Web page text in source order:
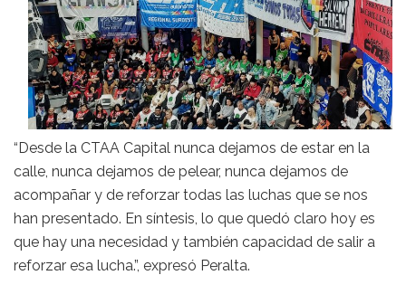
“Desde la CTAA Capital nunca dejamos de estar en la
calle, nunca dejamos de pelear, nunca dejamos de
acompañar y de reforzar todas las luchas que se nos
han presentado. En síntesis, lo que quedó claro hoy es
que hay una necesidad y también capacidad de salir a
reforzar esa lucha.”, expresó Peralta.